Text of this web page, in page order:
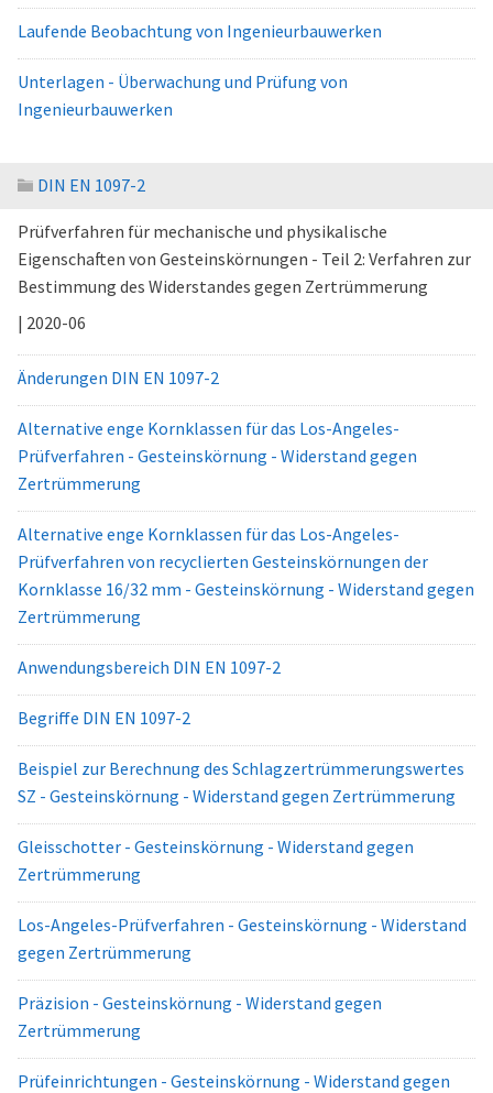
Laufende Beobachtung von Ingenieurbauwerken
Unterlagen - Überwachung und Prüfung von
Ingenieurbauwerken
DIN EN 1097-2
Prüfverfahren für mechanische und physikalische
Eigenschaften von Gesteinskörnungen - Teil 2: Verfahren zur
Bestimmung des Widerstandes gegen Zertrümmerung
| 2020-06
Änderungen DIN EN 1097-2
Alternative enge Kornklassen für das Los-Angeles-
Prüfverfahren - Gesteinskörnung - Widerstand gegen
Zertrümmerung
Alternative enge Kornklassen für das Los-Angeles-
Prüfverfahren von recyclierten Gesteinskörnungen der
Kornklasse 16/32 mm - Gesteinskörnung - Widerstand gegen
Zertrümmerung
Anwendungsbereich DIN EN 1097-2
Begriffe DIN EN 1097-2
Beispiel zur Berechnung des Schlagzertrümmerungswertes
SZ - Gesteinskörnung - Widerstand gegen Zertrümmerung
Gleisschotter - Gesteinskörnung - Widerstand gegen
Zertrümmerung
Los-Angeles-Prüfverfahren - Gesteinskörnung - Widerstand
gegen Zertrümmerung
Präzision - Gesteinskörnung - Widerstand gegen
Zertrümmerung
Prüfeinrichtungen - Gesteinskörnung - Widerstand gegen